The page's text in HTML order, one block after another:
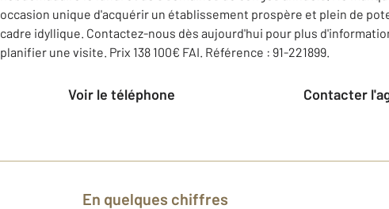
occasion unique d'acquérir un établissement prospère et plein de
cadre idyllique. Contactez-nous dès aujourd'hui pour plus
planifier une visite. Prix 138 100€ FAI. Référence : 91-221899.
Voir le téléphone Contacter
En quelques chiffres